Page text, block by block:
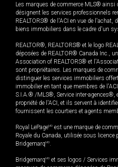
Les marques de commerce MLS®
désignent les services professionnels
REALTORS® de l'ACI en vue de l'achat,
biens immobiliers dans le cadre d'un
REALTOR®, REALTORS® et le logo
déposées de REALTOR® Canada Inc.,
Association of REALTORS® et
sont propriétaires. Les marques de
distinguer les services immobiliers
immobilier en tant que membres de
S.I.A.® /MLS®, Service inter-agences®,
propriété de l'ACI, et ils servent à
fournissent les courtiers et agents
Royal LePageMD est une marque de
Royale du Canada, utilisée sous
BridgemarqMD.
BridgemarqMD et ses logos / Services